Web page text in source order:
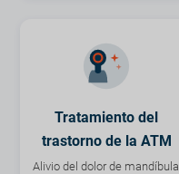
Tratamiento del
trastorno de la ATM
Alivio del dolor de mandíbula,